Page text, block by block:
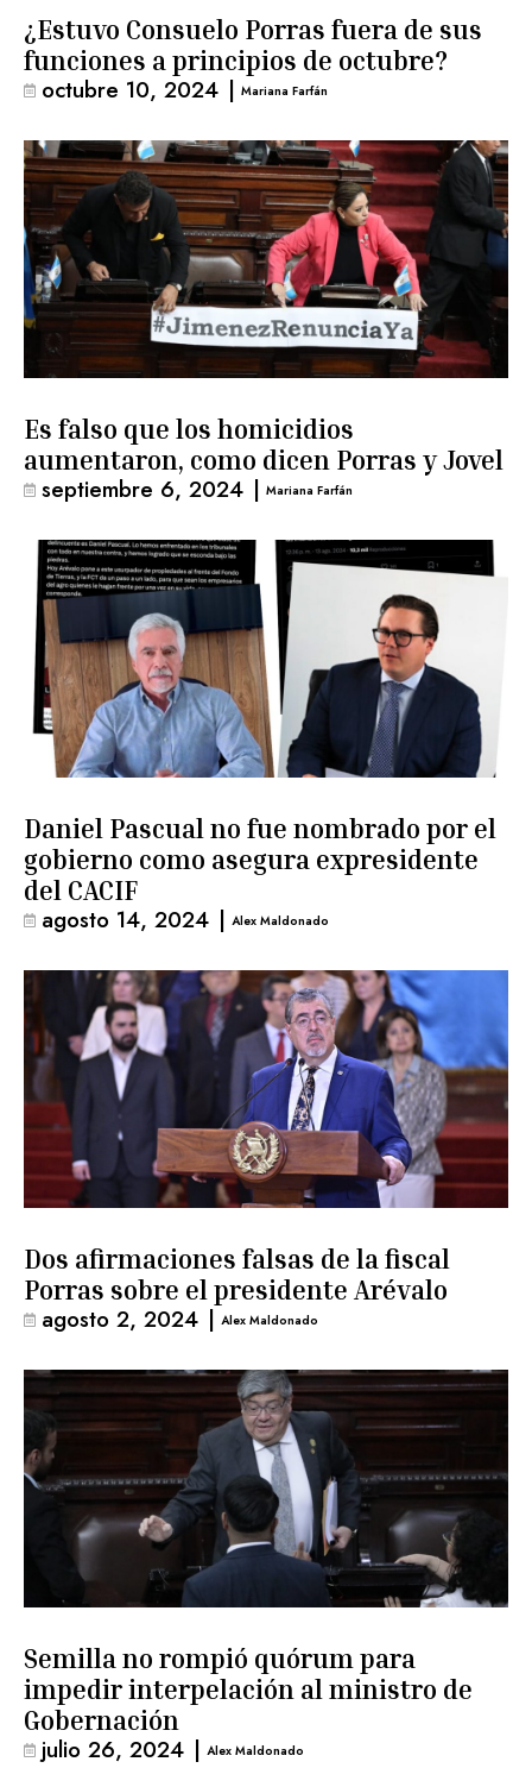
¿Estuvo Consuelo Porras fuera de sus
funciones a principios de octubre?
octubre 10, 2024 | Mariana Farfán
Es falso que los homicidios
aumentaron, como dicen Porras y Jovel
septiembre 6, 2024 | Mariana Farfán
Daniel Pascual no fue nombrado por el
gobierno como asegura expresidente
del CACIF
agosto 14, 2024 | Alex Maldonado
Dos afirmaciones falsas de la fiscal
Porras sobre el presidente Arévalo
agosto 2, 2024 | Alex Maldonado
Semilla no rompió quórum para
impedir interpelación al ministro de
Gobernación
julio 26, 2024 | Alex Maldonado